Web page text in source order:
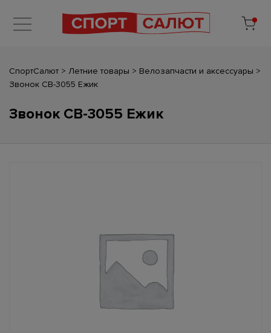
СпортСалют > Летние товары > Велозапчасти и аксессуары >
Звонок СВ-3055 Ежик
Звонок СВ-3055 Ежик